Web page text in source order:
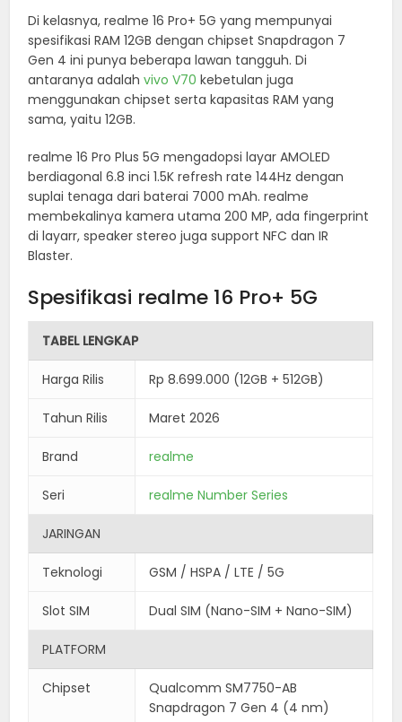
Di kelasnya, realme 16 Pro+ 5G yang mempunyai
spesifikasi RAM 12GB dengan chipset Snapdragon 7
Gen 4 ini punya beberapa lawan tangguh. Di
antaranya adalahvivo V70 kebetulan juga
menggunakan chipset serta kapasitas RAM yang
sama, yaitu 12GB.
realme 16 Pro Plus 5G mengadopsi layar AMOLED
berdiagonal 6.8 inci 1.5K refresh rate 144Hz dengan
suplai tenaga dari baterai 7000 mAh. realme
membekalinya kamera utama 200 MP, ada fingerprint
di layarr, speaker stereo juga support NFC dan IR
Blaster.
Spesifikasi realme 16 Pro+ 5G
TABEL LENGKAP
Harga Rilis Rp 8.699.000 (12GB + 512GB)
Tahun Rilis Maret 2026
Brand realme
Seri realme Number Series
JARINGAN
Teknologi GSM / HSPA / LTE / 5G
Slot SIM Dual SIM (Nano-SIM + Nano-SIM)
PLATFORM
Chipset
Qualcomm SM7750-AB
Snapdragon 7 Gen 4 (4 nm)